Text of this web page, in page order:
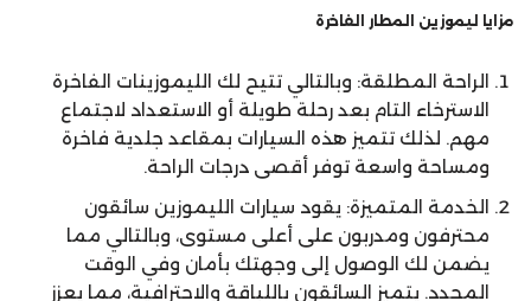
مزايا ليموزين المطار الفاخرة
الراحة المطلقة: وبالتالي تتيح لك الليموزينات الفاخرة
الاسترخاء التام بعد رحلة طويلة أو الاستعداد لاجتماع
مهم. لذلك تتميز هذه السيارات بمقاعد جلدية فاخرة
ومساحة واسعة توفر أقصى درجات الراحة.
الخدمة المتميزة: يقود سيارات الليموزين سائقون
محترفون ومدربون على أعلى مستوى، وبالتالي مما
يضمن لك الوصول إلى وجهتك بأمان وفي الوقت
المحدد. يتميز السائقون باللباقة والاحترافية، مما يعزز